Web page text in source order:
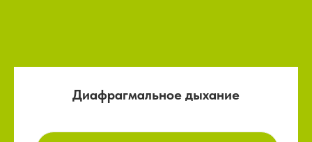
Диафрагмальное дыхание